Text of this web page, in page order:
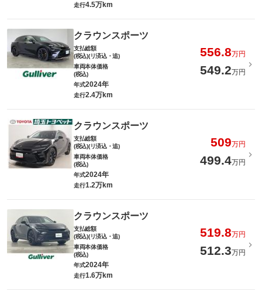
走行4.5万km
クラウンスポーツ
支払総額
(税込)(リ済込・追)
556.8万円
車両本体価格
(税込)
549.2万円
年式2024年
走行2.4万km
クラウンスポーツ
支払総額
(税込)(リ済込・追)
509万円
車両本体価格
(税込)
499.4万円
年式2024年
走行1.2万km
クラウンスポーツ
支払総額
(税込)(リ済込・追)
519.8万円
車両本体価格
(税込)
512.3万円
年式2024年
走行1.6万km